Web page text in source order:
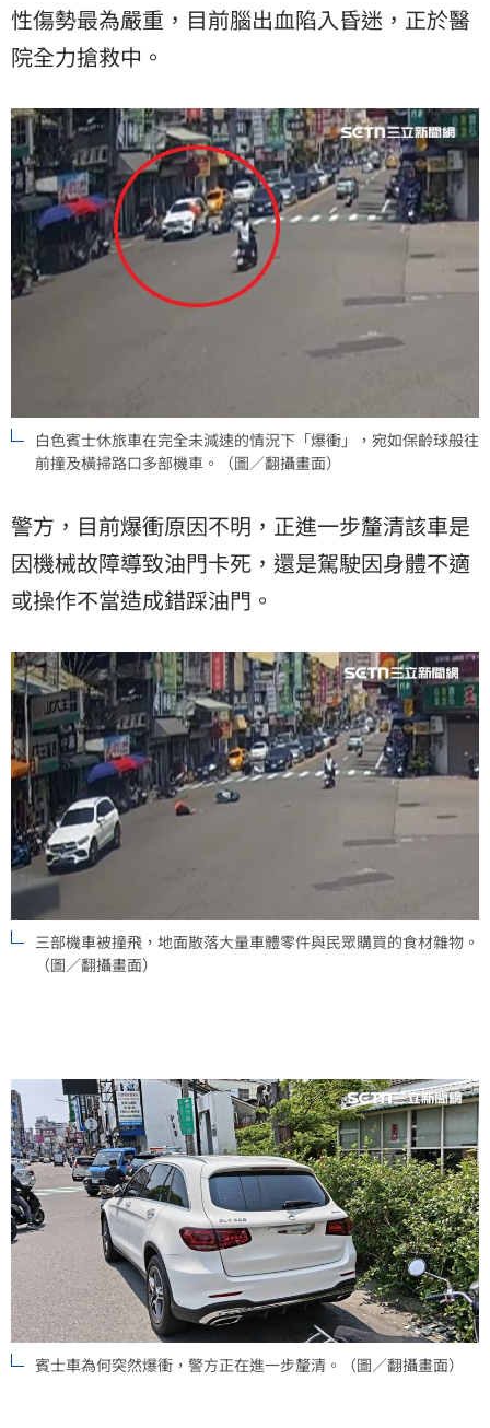
性傷勢最為嚴重，目前腦出血陷入昏迷，正於醫
院全力搶救中。
白色賓士休旅車在完全未減速的情況下「爆衝」，宛如保齡球般往
前撞及橫掃路口多部機車。（圖／翻攝畫面）
警方，目前爆衝原因不明，正進一步釐清該車是
因機械故障導致油門卡死，還是駕駛因身體不適
或操作不當造成錯踩油門。
三部機車被撞飛，地面散落大量車體零件與民眾購買的食材雜物。
（圖／翻攝畫面）
賓士車為何突然爆衝，警方正在進一步釐清。（圖／翻攝畫面）